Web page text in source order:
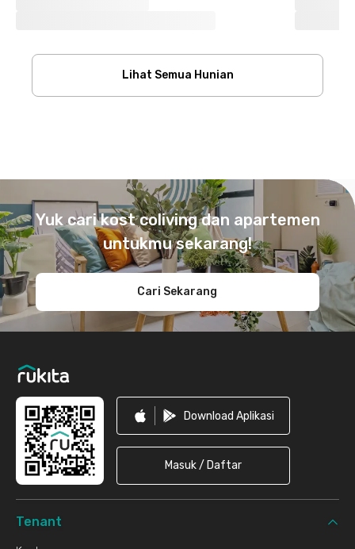
Lihat Semua Hunian
Yuk cari kost coliving dan apartemen
untukmu sekarang!
Cari Sekarang
Download Aplikasi
Masuk / Daftar
Tenant